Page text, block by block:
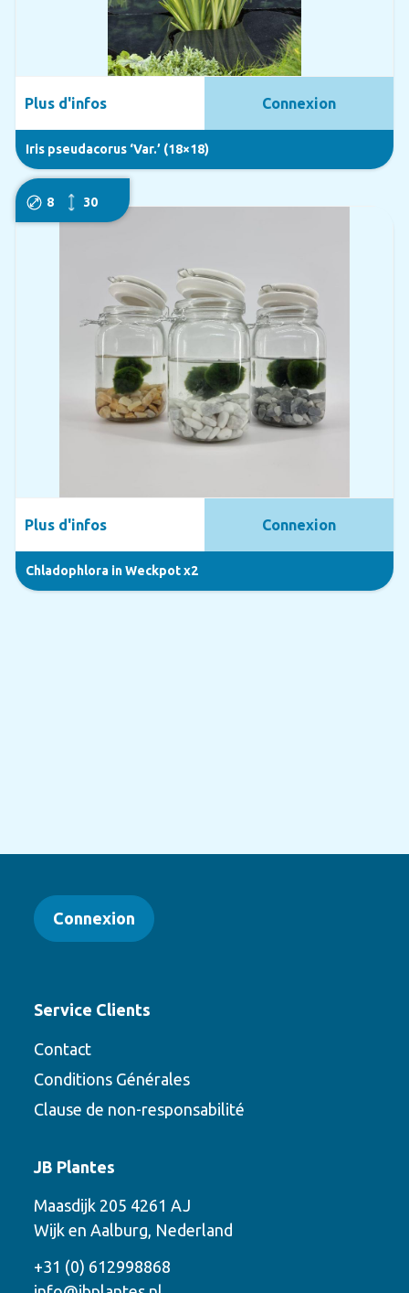
Iris pseudacorus ‘Var.’ (18×18)
Plus d'infos Connexion
8 30
Chladophlora in Weckpot x2
Plus d'infos Connexion
options suivantes
Connexion
Service Clients
Contact
Conditions Générales
Clause de non-responsabilité
JB Plantes
Maasdijk 205 4261 AJ
Wijk en Aalburg, Nederland
+31 (0) 612998868